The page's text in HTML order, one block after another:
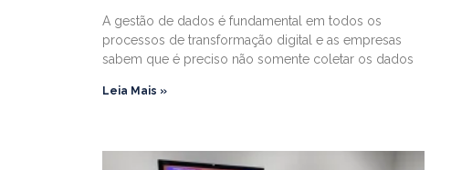
A gestão de dados é fundamental em todos os
processos de transformação digital e as empresas
sabem que é preciso não somente coletar os dados
Leia Mais »